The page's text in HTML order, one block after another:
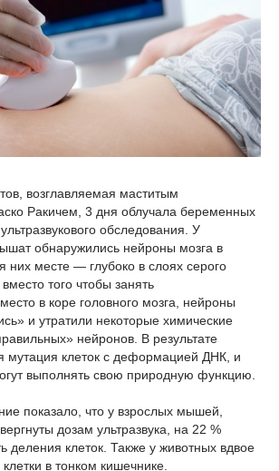
возглавляемая маститым
Ракичем, 3 дня облучала беременных
обследования. У
обнаружились нейроны мозга в
них месте — глубоко в слоях серого
того чтобы занять
в коре головного мозга, нейроны
и утратили некоторые химические
нейронов. В результате
мутация клеток с деформацией ДНК, и
выполнять свою природную функцию.
показало, что у взрослых мышей,
дозам ультразвука, на 22 %
деления клеток. Также у животных вдвое
в тонком кишечнике.